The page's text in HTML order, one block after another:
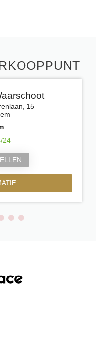
15
24